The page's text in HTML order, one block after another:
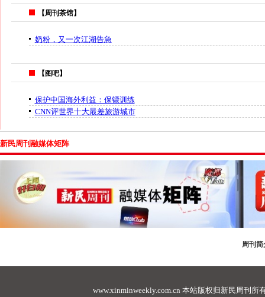
【周刊茶馆】
奶粉，又一次江湖告急
【图吧】
保护中国海外利益：保镖训练
CNN评世界十大最差旅游城市
新民周刊融媒体矩阵
周刊简
www.xinminweekly.com.cn 本站版权归新民周刊所